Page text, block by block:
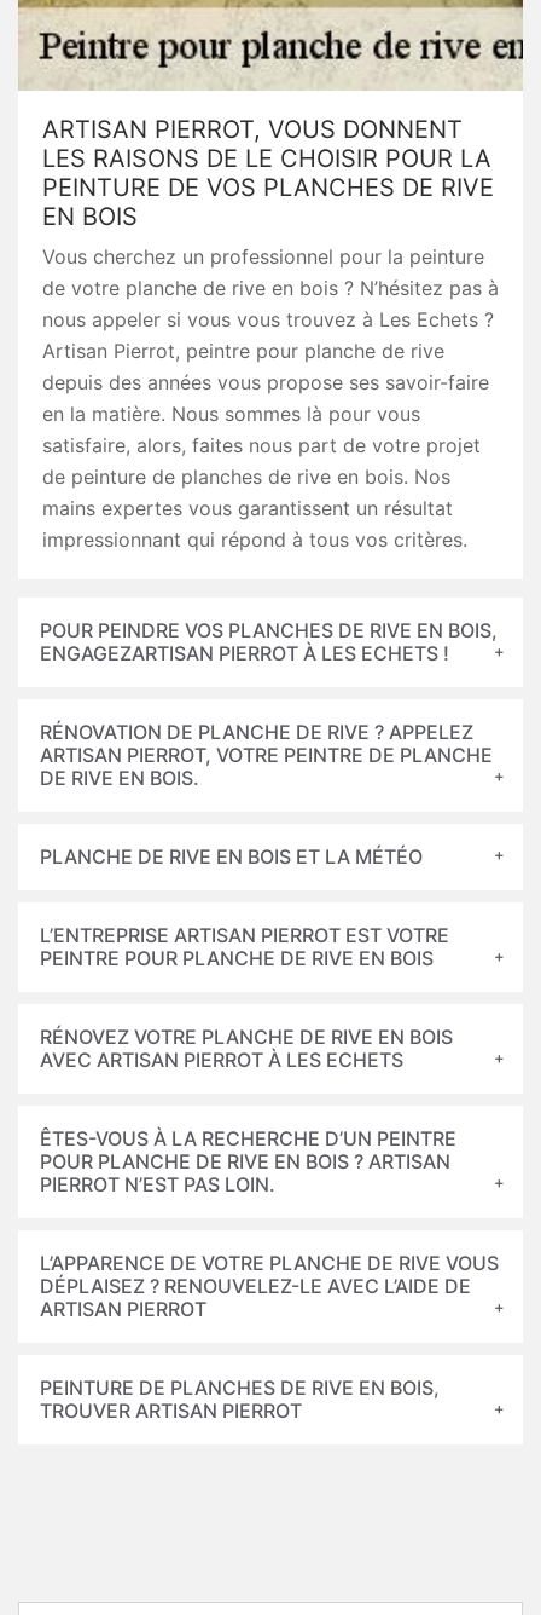
ARTISAN PIERROT, VOUS DONNENT
LES RAISONS DE LE CHOISIR POUR LA
PEINTURE DE VOS PLANCHES DE RIVE
EN BOIS
Vous cherchez un professionnel pour la peinture
de votre planche de rive en bois ? N’hésitez pas à
nous appeler si vous vous trouvez à Les Echets ?
Artisan Pierrot, peintre pour planche de rive
depuis des années vous propose ses savoir-faire
en la matière. Nous sommes là pour vous
satisfaire, alors, faites nous part de votre projet
de peinture de planches de rive en bois. Nos
mains expertes vous garantissent un résultat
impressionnant qui répond à tous vos critères.
POUR PEINDRE VOS PLANCHES DE RIVE EN BOIS,
ENGAGEZARTISAN PIERROT À LES ECHETS !
RÉNOVATION DE PLANCHE DE RIVE ? APPELEZ
ARTISAN PIERROT, VOTRE PEINTRE DE PLANCHE
DE RIVE EN BOIS.
PLANCHE DE RIVE EN BOIS ET LA MÉTÉO
L’ENTREPRISE ARTISAN PIERROT EST VOTRE
PEINTRE POUR PLANCHE DE RIVE EN BOIS
RÉNOVEZ VOTRE PLANCHE DE RIVE EN BOIS
AVEC ARTISAN PIERROT À LES ECHETS
ÊTES-VOUS À LA RECHERCHE D’UN PEINTRE
POUR PLANCHE DE RIVE EN BOIS ? ARTISAN
PIERROT N’EST PAS LOIN.
L’APPARENCE DE VOTRE PLANCHE DE RIVE VOUS
DÉPLAISEZ ? RENOUVELEZ-LE AVEC L’AIDE DE
ARTISAN PIERROT
PEINTURE DE PLANCHES DE RIVE EN BOIS,
TROUVER ARTISAN PIERROT